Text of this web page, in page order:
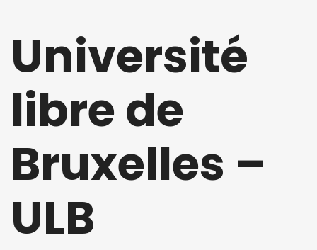
Université
libre de
Bruxelles –
ULB